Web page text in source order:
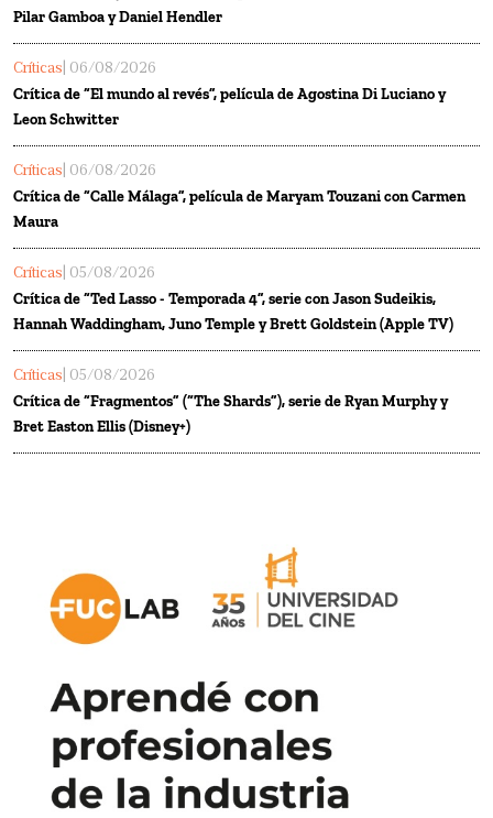
Pilar Gamboa y Daniel Hendler
Críticas | 06/08/2026
Crítica de “El mundo al revés”, película de Agostina Di Luciano y
Leon Schwitter
Críticas | 06/08/2026
Crítica de “Calle Málaga”, película de Maryam Touzani con Carmen
Maura
Críticas | 05/08/2026
Crítica de “Ted Lasso - Temporada 4”, serie con Jason Sudeikis,
Hannah Waddingham, Juno Temple y Brett Goldstein (Apple TV)
Críticas | 05/08/2026
Crítica de “Fragmentos” (“The Shards”), serie de Ryan Murphy y
Bret Easton Ellis (Disney+)